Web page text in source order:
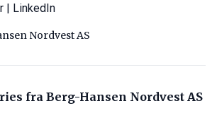
| LinkedIn
Nordvest AS
fra Berg-Hansen Nordvest AS